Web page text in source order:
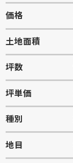
価格
土地面積
坪数
坪単価
種別
地目